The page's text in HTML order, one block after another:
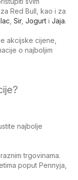
Red Bull, kao i za
Sir, Jogurt i Jaja.
akcijske cijene,
o najboljim
najbolje
trgovinama.
poput Pennyja,